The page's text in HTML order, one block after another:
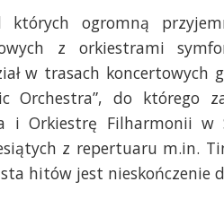
ogromną
z orkiestrami
w trasach
Orchestra”, do którego
i Orkiestrę Filharmonii w
z repertuaru m.in.
hitów jest nieskończenie